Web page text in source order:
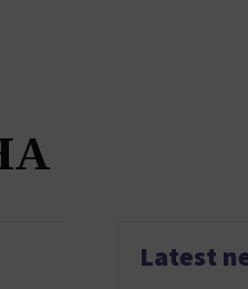
Latest